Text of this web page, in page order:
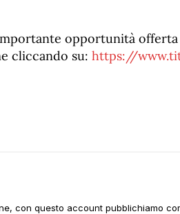
opportunità offerta
cliccando su: https://
con questo account pubblichiamo